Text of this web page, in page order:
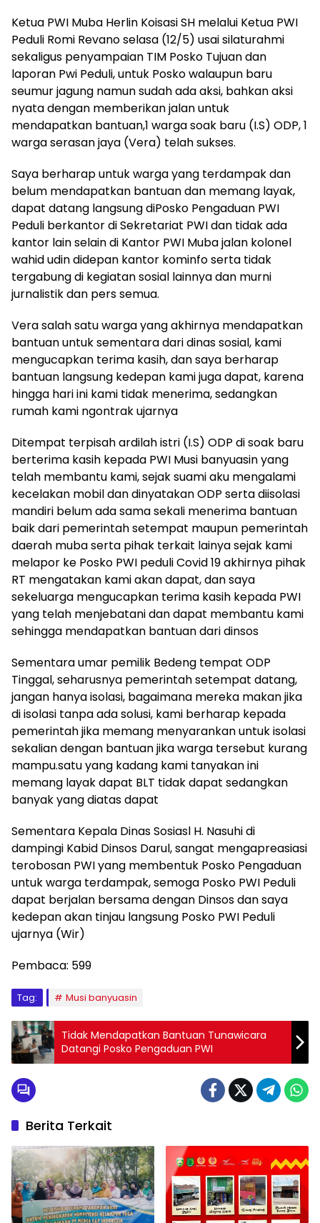
Ketua PWI Muba Herlin Koisasi SH melalui Ketua PWI
Peduli Romi Revano selasa (12/5) usai silaturahmi
sekaligus penyampaian TIM Posko Tujuan dan
laporan Pwi Peduli, untuk Posko walaupun baru
seumur jagung namun sudah ada aksi, bahkan aksi
nyata dengan memberikan jalan untuk
mendapatkan bantuan,1 warga soak baru (I.S) ODP, 1
warga serasan jaya (Vera) telah sukses.
Saya berharap untuk warga yang terdampak dan
belum mendapatkan bantuan dan memang layak,
dapat datang langsung diPosko Pengaduan PWI
Peduli berkantor di Sekretariat PWI dan tidak ada
kantor lain selain di Kantor PWI Muba jalan kolonel
wahid udin didepan kantor kominfo serta tidak
tergabung di kegiatan sosial lainnya dan murni
jurnalistik dan pers semua.
Vera salah satu warga yang akhirnya mendapatkan
bantuan untuk sementara dari dinas sosial, kami
mengucapkan terima kasih, dan saya berharap
bantuan langsung kedepan kami juga dapat, karena
hingga hari ini kami tidak menerima, sedangkan
rumah kami ngontrak ujarnya
Ditempat terpisah ardilah istri (I.S) ODP di soak baru
berterima kasih kepada PWI Musi banyuasin yang
telah membantu kami, sejak suami aku mengalami
kecelakan mobil dan dinyatakan ODP serta diisolasi
mandiri belum ada sama sekali menerima bantuan
baik dari pemerintah setempat maupun pemerintah
daerah muba serta pihak terkait lainya sejak kami
melapor ke Posko PWI peduli Covid 19 akhirnya pihak
RT mengatakan kami akan dapat, dan saya
sekeluarga mengucapkan terima kasih kepada PWI
yang telah menjebatani dan dapat membantu kami
sehingga mendapatkan bantuan dari dinsos
Sementara umar pemilik Bedeng tempat ODP
Tinggal, seharusnya pemerintah setempat datang,
jangan hanya isolasi, bagaimana mereka makan jika
di isolasi tanpa ada solusi, kami berharap kepada
pemerintah jika memang menyarankan untuk isolasi
sekalian dengan bantuan jika warga tersebut kurang
mampu.satu yang kadang kami tanyakan ini
memang layak dapat BLT tidak dapat sedangkan
banyak yang diatas dapat
Sementara Kepala Dinas Sosiasl H. Nasuhi di
dampingi Kabid Dinsos Darul, sangat mengapreasiasi
terobosan PWI yang membentuk Posko Pengaduan
untuk warga terdampak, semoga Posko PWI Peduli
dapat berjalan bersama dengan Dinsos dan saya
kedepan akan tinjau langsung Posko PWI Peduli
ujarnya (Wir)
Pembaca: 599
Tag: Musi banyuasin
Tidak Mendapatkan Bantuan Tunawicara
Datangi Posko Pengaduan PWI
Berita Terkait